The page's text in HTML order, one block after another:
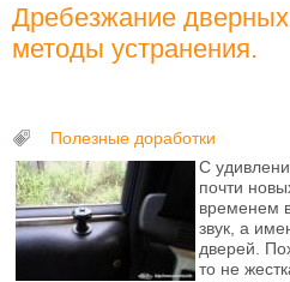
Дребезжание
методы устранения.
Полезные доработки
С
почти
временем
звук, а
дверей.
то не